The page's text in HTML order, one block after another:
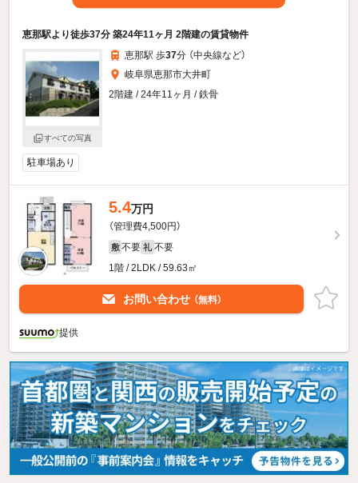
恵那駅より徒歩37分 築24年11ヶ月 2階建の賃貸物件
すべての写真
恵那駅 歩37分 （中央線など）
岐阜県恵那市大井町
2階建 / 24年11ヶ月 / 鉄骨
駐車場あり
5.4万円
（管理費4,500円）
敷 不要 礼 不要
1階 / 2LDK / 59.63㎡
お問い合わせ （無料）
提供